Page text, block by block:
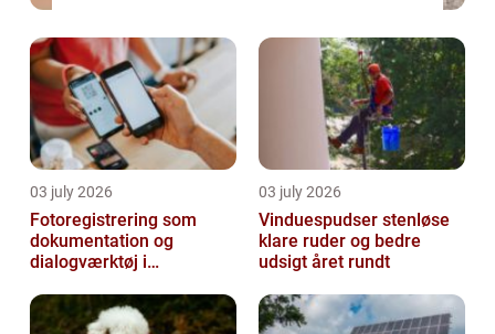
03 july 2026
Fotoregistrering som
dokumentation og
dialogværktøj i
03 july 2026
Vinduespudser stenløse
klare ruder og bedre
udsigt året rundt